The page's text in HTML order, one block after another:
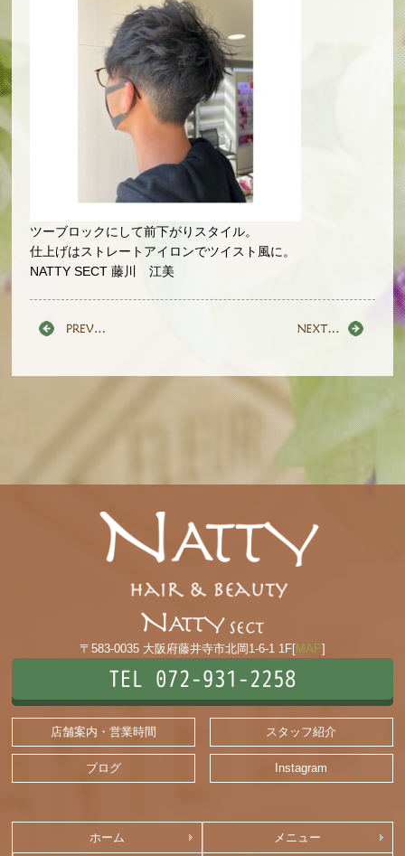
ツーブロックにして前下がりスタイル。
仕上げはストレートアイロンでツイスト風に。
NATTY SECT 藤川 江美
〒583-0035 大阪府藤井寺市北岡1-6-1 1F[MAP]
TEL 072-931-2258
店舗案内・営業時間 スタッフ紹介
ブログ Instagram
ホーム メニュー